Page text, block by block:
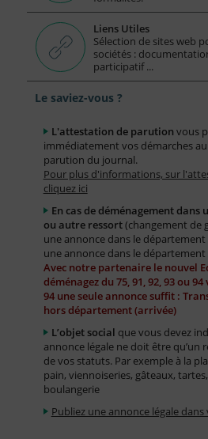
Liens Utiles
Sélection de sites web
sociétés :
participatif ...
Le saviez-vous ?
L'attestation de parution vous
immédiatement vos démarches
parution du journal.
Pour plus d'informations, sur
cliquez ici
En cas de déménagement
ou autre ressort(changement de
une annonce dans le
une annonce dans le département
Avec notre partenaire le nouvel
déménagez du 75, 91, 92, 93 ou 94
94 une seule annonce suffit :
hors département (arrivée)
L’objet social que vous devez
annonce légale ne doit être qu’un
de vos statuts. Par exemple à la
pain, viennoiseries, gâteaux,
boulangerie
Publiez une annonce légale